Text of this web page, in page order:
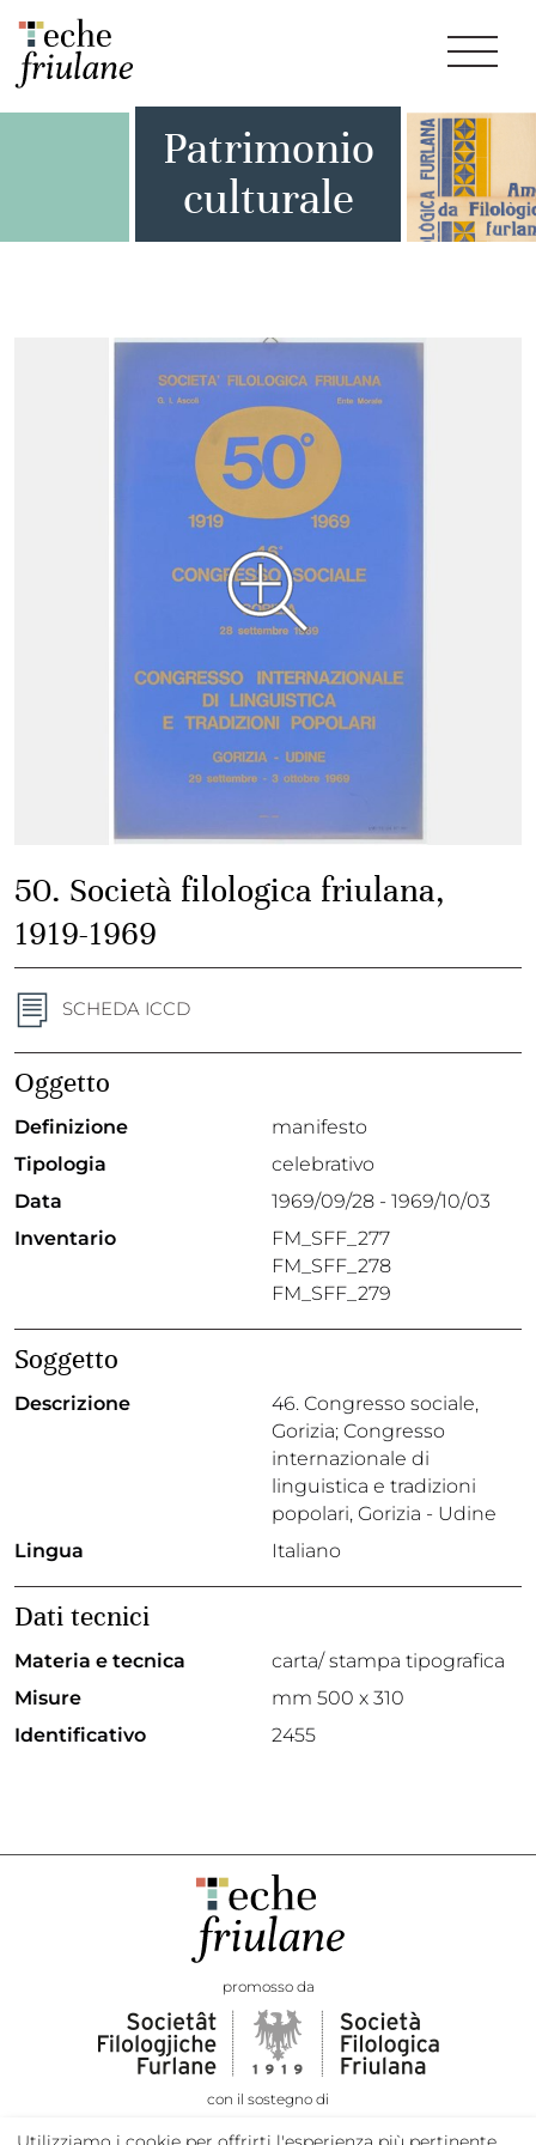
Patrimonio
culturale
50. Società filologica friulana,
1919-1969
SCHEDA ICCD
Oggetto
Definizione
manifesto
Tipologia
celebrativo
Data
1969/09/28 - 1969/10/03
Inventario
FM_SFF_277
FM_SFF_278
FM_SFF_279
Soggetto
Descrizione
46. Congresso sociale,
Gorizia; Congresso
internazionale di
linguistica e tradizioni
popolari, Gorizia - Udine
Lingua
Italiano
Dati tecnici
Materia e tecnica
carta/ stampa tipografica
Misure
mm 500 x 310
Identificativo
2455
promosso da
con il sostegno di